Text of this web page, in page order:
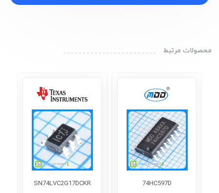
محصولات مرتبط
74HC597D
SN74LVC2G17DCKR